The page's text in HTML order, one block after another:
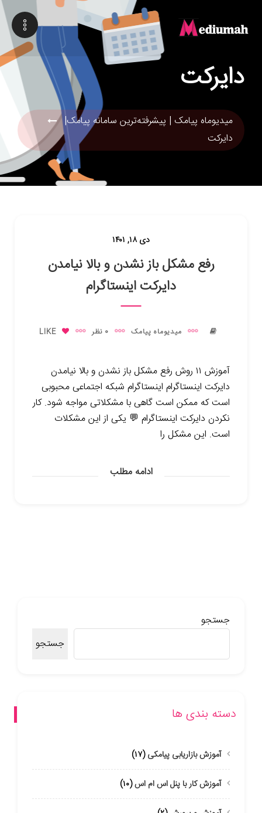
دایرکت
میدیوماه پیامک | پیشرفته‌ترین سامانه پیامک|
دایرکت
دی ۱۸, ۱۴۰۱
رفع مشکل باز نشدن و بالا نیامدن
دایرکت اینستاگرام
میدیوماه پیامک 0 نظر LIKE
آموزش ۱۱ روش رفع مشکل باز نشدن و بالا نیامدن
دایرکت اینستاگرام اینستاگرام شبکه اجتماعی محبوبی
است که ممکن است گاهی با مشکلاتی مواجه شود. کار
نکردن دایرکت اینستاگرام 💬 یکی از این مشکلات
است. این مشکل را
ادامه مطلب
جستجو
جستجو
دسته بندی ها
آموزش بازاریابی پیامکی(۱۷)
آموزش کار با پنل اس ام اس(۱۰)